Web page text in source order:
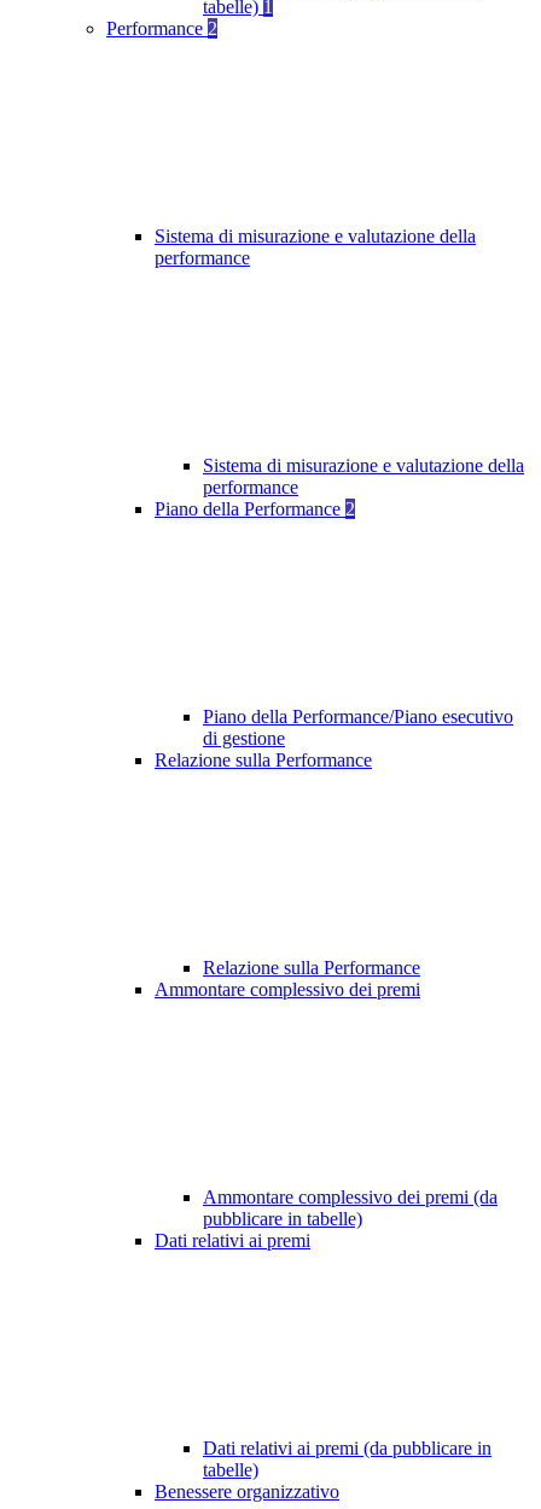
tabelle) 1
Performance 2
Sistema di misurazione e valutazione della
performance
Sistema di misurazione e valutazione della
performance
Piano della Performance 2
Piano della Performance/Piano esecutivo
di gestione
Relazione sulla Performance
Relazione sulla Performance
Ammontare complessivo dei premi
Ammontare complessivo dei premi (da
pubblicare in tabelle)
Dati relativi ai premi
Dati relativi ai premi (da pubblicare in
tabelle)
Benessere organizzativo